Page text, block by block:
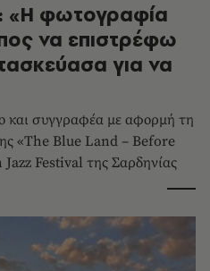
«Η φωτογραφία
να επιστρέφω
για να
συγγραφέα με αφορμή τη
«The Blue Land – Before
Festival της Σαρδηνίας